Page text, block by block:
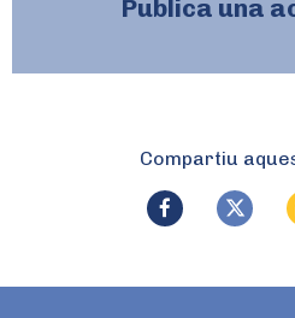
Publica una
Compartiu